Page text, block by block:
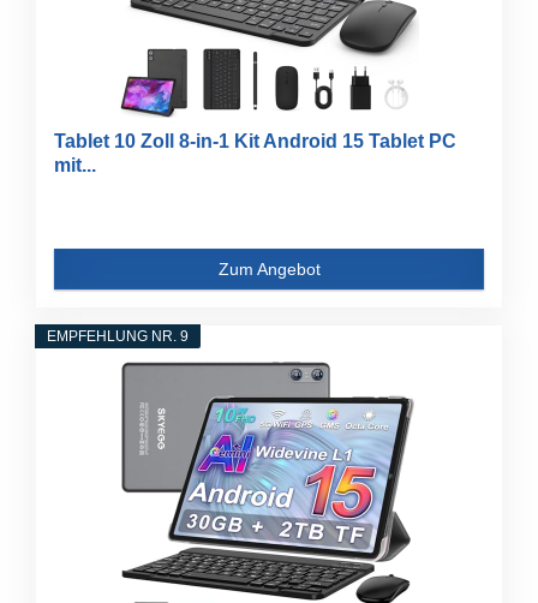
Tablet 10 Zoll 8-in-1 Kit Android 15 Tablet PC
mit...
Zum Angebot
EMPFEHLUNG NR. 9